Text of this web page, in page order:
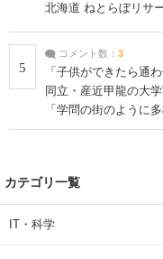
北海道 ねとらぼリサ
5
コメント数： 3
「子供ができたら通
同立・産近甲龍の大
「学問の街のように
| 大学 ねとらぼリサー
カテゴリ一覧
IT・科学